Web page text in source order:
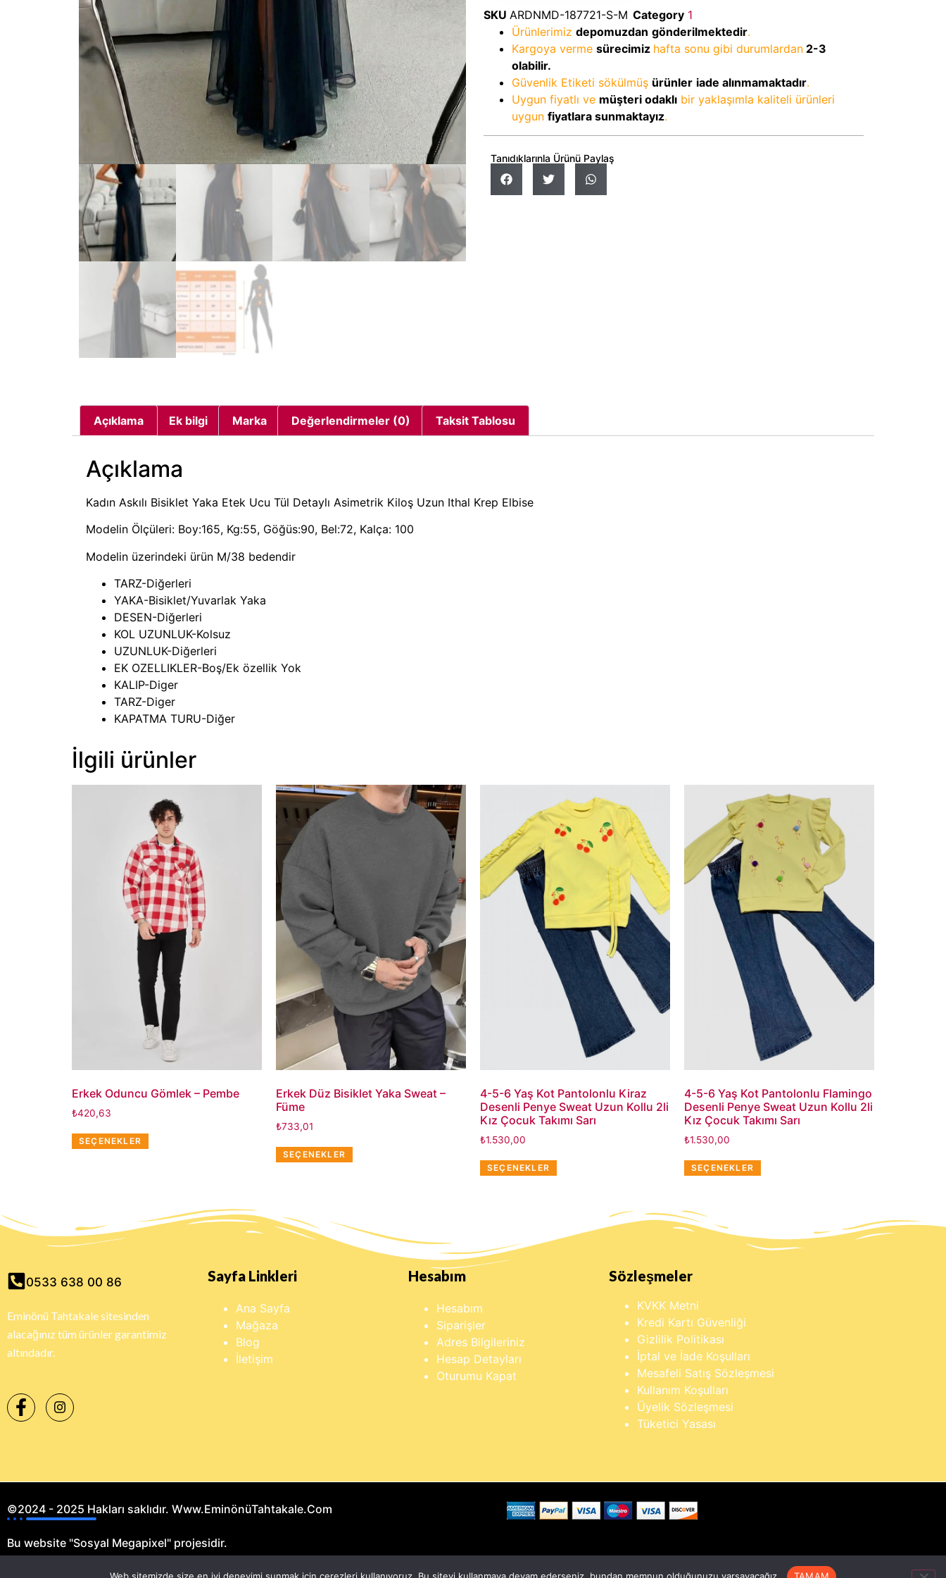
SKU ARDNMD-187721-S-M Category 1
Ürünlerimiz depomuzdan gönderilmektedir.
Kargoya verme sürecimiz hafta sonu gibi durumlardan 2-3
olabilir.
Güvenlik Etiketi sökülmüş ürünler iade alınmamaktadır.
Uygun fiyatlı ve müşteri odaklı bir yaklaşımla kaliteli ürünleri
uygun fiyatlara sunmaktayız.
Tanıdıklarınla Ürünü Paylaş
Açıklama Ek bilgi Marka Değerlendirmeler (0) Taksit Tablosu
Açıklama
Kadın Askılı Bisiklet Yaka Etek Ucu Tül Detaylı Asimetrik Kiloş Uzun Ithal Krep Elbise
Modelin Ölçüleri: Boy:165, Kg:55, Göğüs:90, Bel:72, Kalça: 100
Modelin üzerindeki ürün M/38 bedendir
TARZ-Diğerleri
YAKA-Bisiklet/Yuvarlak Yaka
DESEN-Diğerleri
KOL UZUNLUK-Kolsuz
UZUNLUK-Diğerleri
EK OZELLIKLER-Boş/Ek özellik Yok
KALIP-Diger
TARZ-Diger
KAPATMA TURU-Diğer
İlgili ürünler
Erkek Oduncu Gömlek – Pembe
₺420,63
SEÇENEKLER
Erkek Düz Bisiklet Yaka Sweat –
Füme
₺733,01
SEÇENEKLER
4-5-6 Yaş Kot Pantolonlu Kiraz
Desenli Penye Sweat Uzun Kollu 2li
Kız Çocuk Takımı Sarı
₺1.530,00
SEÇENEKLER
4-5-6 Yaş Kot Pantolonlu Flamingo
Desenli Penye Sweat Uzun Kollu 2li
Kız Çocuk Takımı Sarı
₺1.530,00
SEÇENEKLER
0533 638 00 86
Eminönü Tahtakale sitesinden
alacağınız tüm ürünler garantimiz
altındadır.
Sayfa Linkleri
Ana Sayfa
Mağaza
Blog
İletişim
Hesabım
Hesabım
Siparişler
Adres Bilgileriniz
Hesap Detayları
Oturumu Kapat
Sözleşmeler
KVKK Metni
Kredi Kartı Güvenliği
Gizlilik Politikası
İptal ve İade Koşulları
Mesafeli Satış Sözleşmesi
Kullanım Koşulları
Üyelik Sözleşmesi
Tüketici Yasası
©2024 - 2025 Hakları saklıdır. Www.EminönüTahtakale.Com
Bu website "Sosyal Megapixel" projesidir.